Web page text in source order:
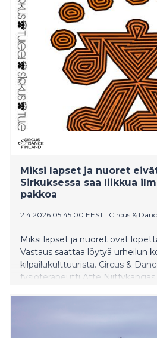
Miksi lapset ja nuoret
Sirkuksessa saa liikkua
pakkoa
2.4.2026 05:45:00 EEST | Circus &
Miksi lapset ja nuoret ovat
Vastaus saattaa löytyä urheilun
kilpailukulttuurista. Circus &
fysioterapeutti Atte
tekemään kuperkeikkoja.
Sirkus tulee! -kampanjaa, joka